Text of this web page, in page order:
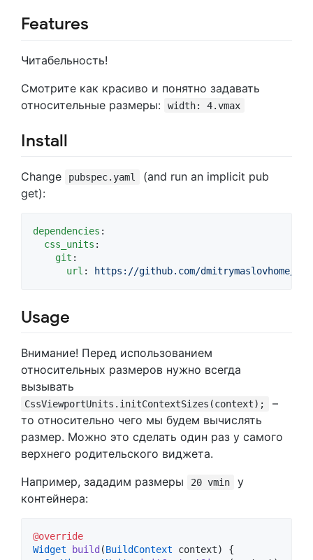
Features
Читабельность!
Смотрите как красиво и понятно задавать
относительные размеры:
width: 4.vmax
Install
Change pubspec.yaml
(and run an implicit pub
get):
dependencies :
css_units :
git :
url : https://github.com/dmitrymaslovhome/
Usage
Внимание! Перед использованием
относительных размеров нужно всегда
вызывать
CssViewportUnits.initContextSizes(context);
–
то относительно чего мы будем вычислять
размер. Можно это сделать один раз у самого
верхнего родительского виджета.
Например, зададим размеры
20 vmin
у
контейнера:
@override
Widget
build (BuildContext context) {